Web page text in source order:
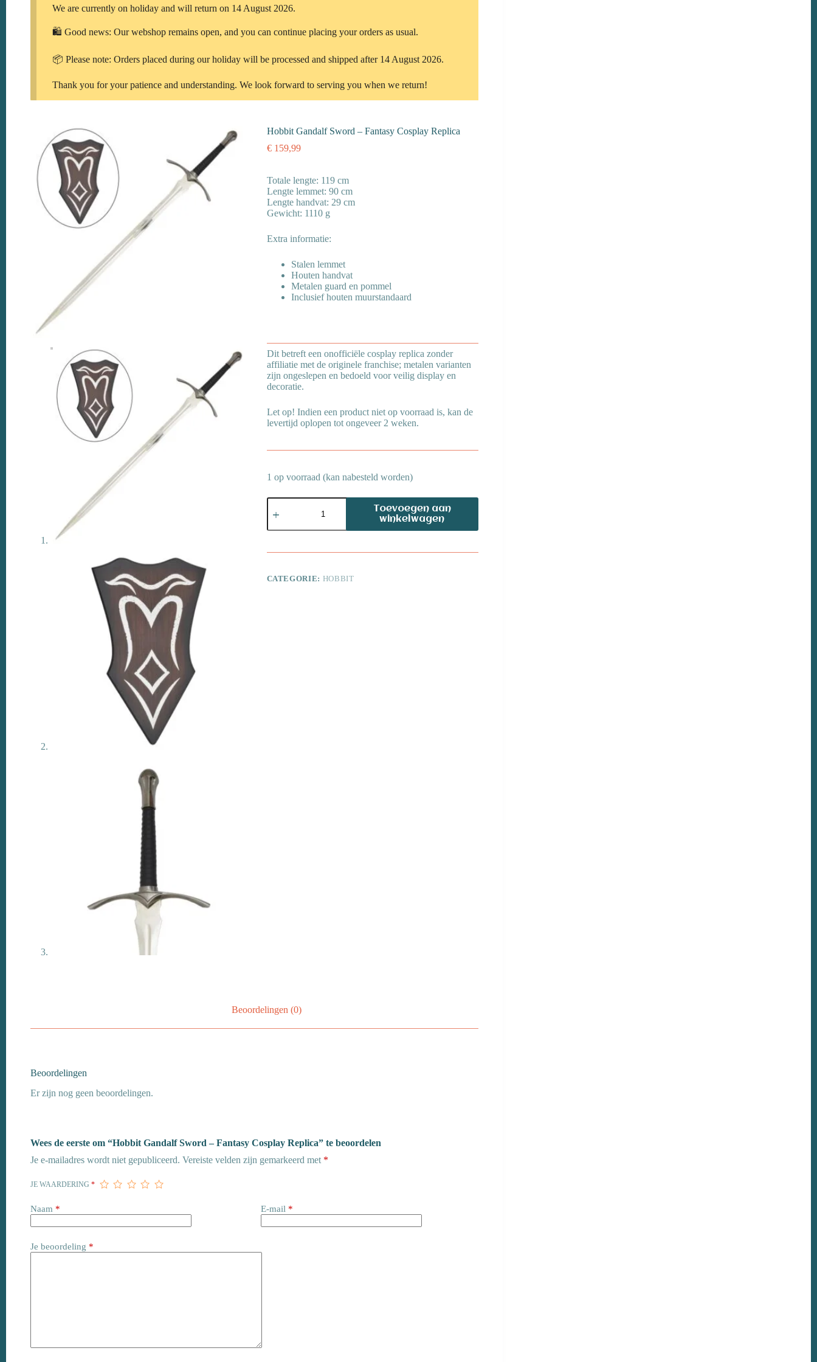
We are currently on holiday and will return on 14 August 2026.
🛍️ Good news: Our webshop remains open, and you can continue placing your orders as usual.
📦 Please note: Orders placed during our holiday will be processed and shipped after 14 August 2026.
Thank you for your patience and understanding. We look forward to serving you when we return!
Hobbit Gandalf Sword – Fantasy Cosplay Replica
€159,99
Totale lengte: 119 cm
Lengte lemmet: 90 cm
Lengte handvat: 29 cm
Gewicht: 1110 g
Extra informatie:
Stalen lemmet
Houten handvat
Metalen guard en pommel
Inclusief houten muurstandaard
Dit betreft een onofficiële cosplay replica zonder
affiliatie met de originele franchise; metalen varianten
zijn ongeslepen en bedoeld voor veilig display en
decoratie.
Let op! Indien een product niet op voorraad is, kan de
levertijd oplopen tot ongeveer 2 weken.
1 op voorraad (kan nabesteld worden)
Hobbit
Gandalf
–
Cosplay
aantal
Toevoegen aan
winkelwagen
CATEGORIE: HOBBIT
Beoordelingen (0)
Beoordelingen
Er zijn nog geen beoordelingen.
Wees de eerste om “Hobbit Gandalf Sword – Fantasy Cosplay Replica” te beoordelen
Je e-mailadres wordt niet gepubliceerd. Vereiste velden zijn gemarkeerd met *
JE WAARDERING *
Naam * E-mail *
Je beoordeling *